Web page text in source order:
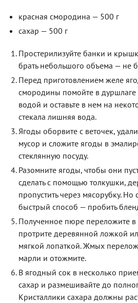
красная смородина — 500 г
сахар — 500 г
Простерилизуйте банки и
брать небольшого объема — не
Перед приготовлением желе
смородины помойте в
водой и оставьте в нем на
стекала лишняя вода.
Ягоды оборвите с веточек,
мусор и сложите ягоды в
стеклянную посуду.
Разомните ягоды, чтобы они
сделать с помощью толкушки,
пропустить через мясорубку.
быстрый способ — пробить
Полученное пюре переложите в
протрите деревянной ложкой
мягкой лопаткой. Жмых
марли и отожмите.
В ягодный сок в несколько
сахар и размешивайте до
Кристаллики сахара должны